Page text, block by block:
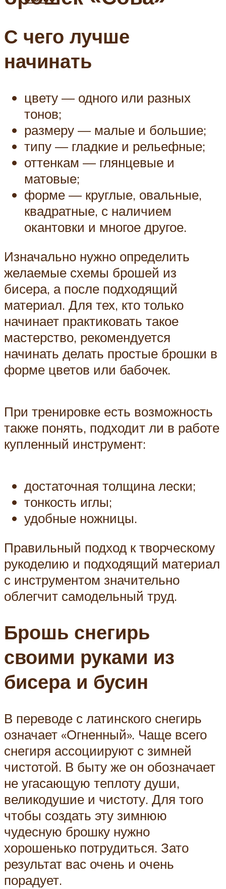
С чего лучше
начинать
цвету — одного или разных
тонов;
размеру — малые и большие;
типу — гладкие и рельефные;
оттенкам — глянцевые и
матовые;
форме — круглые, овальные,
квадратные, с наличием
окантовки и многое другое.
Изначально нужно определить
желаемые схемы брошей из
бисера, а после подходящий
материал. Для тех, кто только
начинает практиковать такое
мастерство, рекомендуется
начинать делать простые брошки в
форме цветов или бабочек.
При тренировке есть возможность
также понять, подходит ли в работе
купленный инструмент:
достаточная толщина лески;
тонкость иглы;
удобные ножницы.
Правильный подход к творческому
рукоделию и подходящий материал
с инструментом значительно
облегчит самодельный труд.
Брошь снегирь
своими руками из
бисера и бусин
В переводе с латинского снегирь
означает «Огненный». Чаще всего
снегиря ассоциируют с зимней
чистотой. В быту же он обозначает
не угасающую теплоту души,
великодушие и чистоту. Для того
чтобы создать эту зимнюю
чудесную брошку нужно
хорошенько потрудиться. Зато
результат вас очень и очень
порадует.